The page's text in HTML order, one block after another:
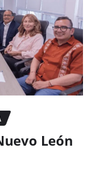
León